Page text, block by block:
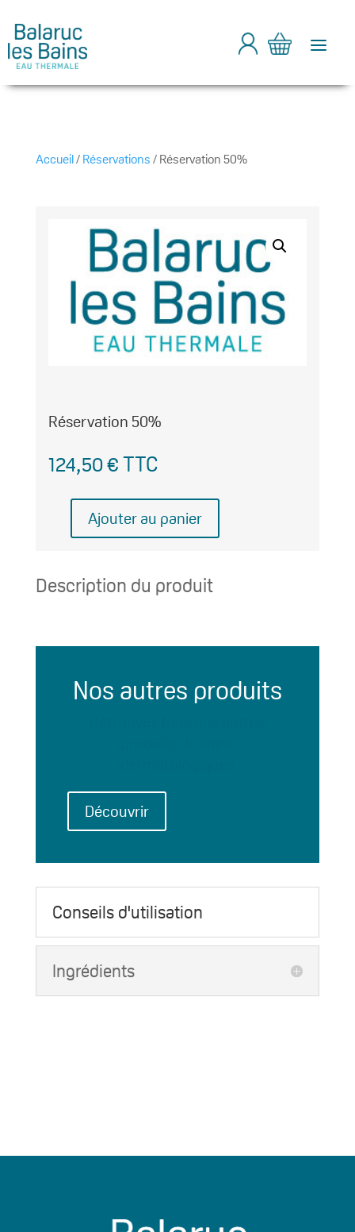
a
Accueil/Réservations/ Réservation 50%
Réservation 50%
124,50€TTC
quantité
50%
Ajouter au panier
Description du produit
Nos autres produits
Découvrir
Conseils d'utilisation
Ingrédients